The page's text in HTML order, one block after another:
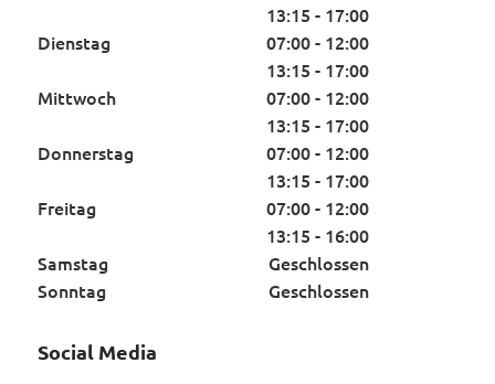
13:15 - 17:00
Dienstag
07:00 - 12:00
13:15 - 17:00
Mittwoch
07:00 - 12:00
13:15 - 17:00
Donnerstag
07:00 - 12:00
13:15 - 17:00
Freitag
07:00 - 12:00
13:15 - 16:00
Samstag
Geschlossen
Sonntag
Geschlossen
Social Media